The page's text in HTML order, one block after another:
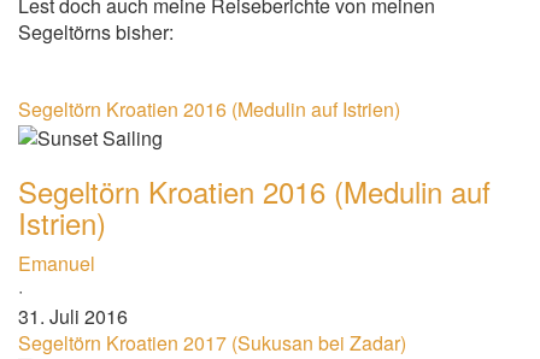
Lest doch auch meine Reiseberichte von meinen
Segeltörns bisher:
Segeltörn Kroatien 2016 (Medulin auf Istrien)
Segeltörn Kroatien 2016 (Medulin auf
Istrien)
Emanuel
·
31. Juli 2016
Segeltörn Kroatien 2017 (Sukusan bei Zadar)